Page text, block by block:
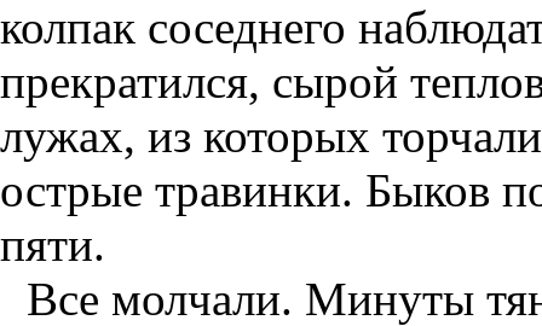
колпак соседнего
прекратился, сырой
лужах, из которых
острые травинки. Быков
пяти.
Все молчали. Минуты